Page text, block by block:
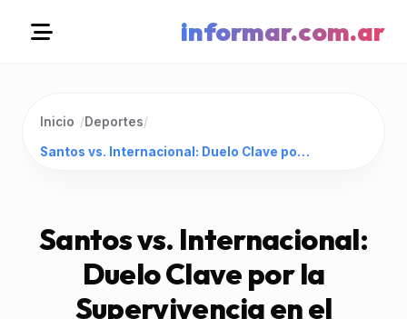
informar.com.ar
Inicio /Deportes/
Santos vs. Internacional: Duelo Clave por la Supervivencia en el Brasileirão
Santos vs. Internacional:
Duelo Clave por la
Supervivencia en el